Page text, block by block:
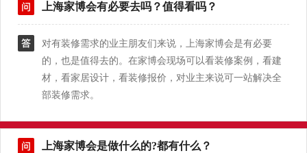
上海家博会有必要去吗？值得看吗？
对有装修需求的业主朋友们来说，上海家博会是有必要
的，也是值得去的。在家博会现场可以看装修案例，看建
材，看家居设计，看装修报价，对业主来说可一站解决全
部装修需求。
上海家博会是做什么的?都有什么？